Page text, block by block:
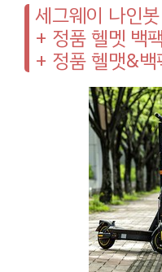
세그웨이 나인
+ 정품 헬멧 백
+ 정품 헬맷&백